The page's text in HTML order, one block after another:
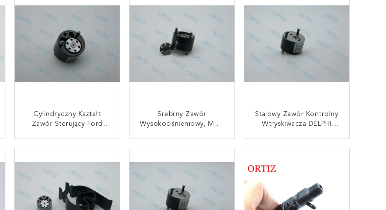
Cylindryczny Kształt
Zawór Sterujący Ford
SKONTAKTUJ SIĘ TERAZ
Srebrny Zawór
Wysokociśnieniowy, Mały
SKONTAKTUJ SIĘ TERAZ
Stalowy Zawór Kontrolny
Wtryskiwacza DELPHI
SKONTAKTUJ SIĘ TERAZ